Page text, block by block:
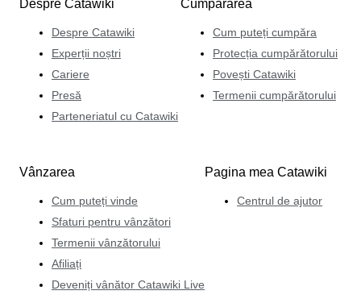
Despre Catawiki
Despre Catawiki
Experții noștri
Cariere
Presă
Parteneriatul cu Catawiki
Cumpărarea
Cum puteți cumpăra
Protecția cumpărătorului
Povești Catawiki
Termenii cumpărătorului
Vânzarea
Cum puteți vinde
Sfaturi pentru vânzători
Termenii vânzătorului
Afiliați
Deveniți vânător Catawiki Live
Pagina mea Catawiki
Centrul de ajutor